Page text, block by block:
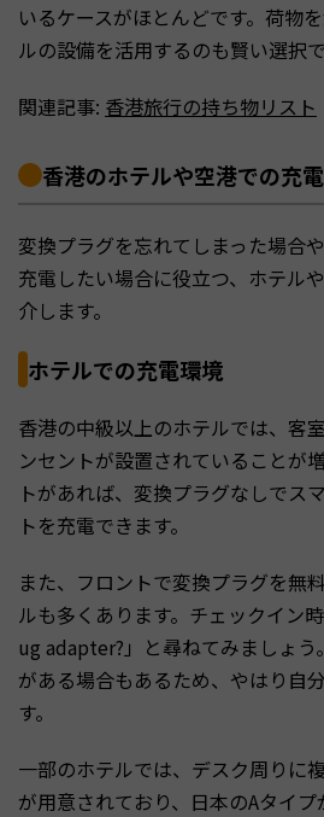
いるケースがほとんどです。荷物
ルの設備を活用するのも賢い選択で
関連記事: 香港旅行の持ち物リスト
香港のホテルや空港での充
変換プラグを忘れてしまった場合
充電したい場合に役立つ、ホテル
介します。
ホテルでの充電環境
香港の中級以上のホテルでは、客
ンセントが設置されていることが
トがあれば、変換プラグなしでス
トを充電できます。
また、フロントで変換プラグを無
ルも多くあります。チェックイン
ug adapter?」と尋ねてみましょう
がある場合もあるため、やはり自
す。
一部のホテルでは、デスク周りに
が用意されており、日本のAタイ